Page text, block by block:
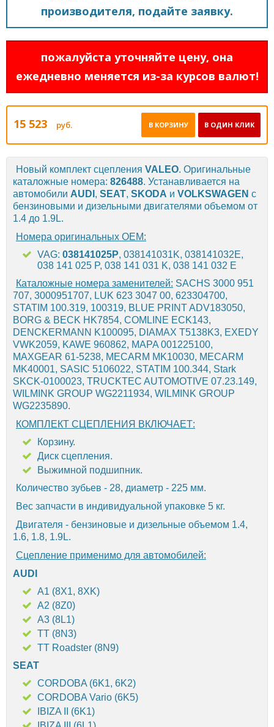
производителя, подайте заявку.
пожалуйста уточняйте цену, она
ежедневно меняется из-за курсов валют!
15 523 руб. В ОДИН КЛИК
В КОРЗИНУ
Новый комплект сцепления VALEO. Оригинальные
каталожные номера: 826488. Устанавливается на
автомобили AUDI , SEAT, SKODA и VOLKSWAGEN с
бензиновыми и дизельными двигателями объемом от
1.4 до 1.9L.
Номера оригинальных OEM:
VAG: 038141025P, 038141031K, 038141032E,
038 141 025 P, 038 141 031 K, 038 141 032 E
Каталожные номера заменителей: SACHS 3000 951
707, 3000951707, LUK 623 3047 00, 623304700,
STATIM 100.319, 100319, BLUE PRINT ADV183050,
BORG & BECK HK7854, COMLINE ECK143,
DENCKERMANN K100095, DIAMAX T5138K3, EXEDY
VWK2059, KAWE 960862, MAPA 001225100,
MAXGEAR 61-5238, MECARM MK10030, MECARM
MK40001, SASIC 5106022, STATIM 100.344, Stark
SKCK-0100023, TRUCKTEC AUTOMOTIVE 07.23.149,
WILMINK GROUP WG2211934, WILMINK GROUP
WG2235890.
КОМПЛЕКТ СЦЕПЛЕНИЯ ВКЛЮЧАЕТ:
Корзину.
Диск сцепления.
Выжимной подшипник.
Количество зубьев - 28, диаметр - 225 мм.
Вес запчасти в индивидуальной упаковке 5 кг.
Двигателя - бензиновые и дизельные объемом 1.4,
1.6, 1.8, 1.9L.
Сцепление применимо для автомобилей:
AUDI
A1 (8X1, 8XK)
A2 (8Z0)
A3 (8L1)
TT (8N3)
TT Roadster (8N9)
SEAT
CORDOBA (6K1, 6K2)
CORDOBA Vario (6K5)
IBIZA II (6K1)